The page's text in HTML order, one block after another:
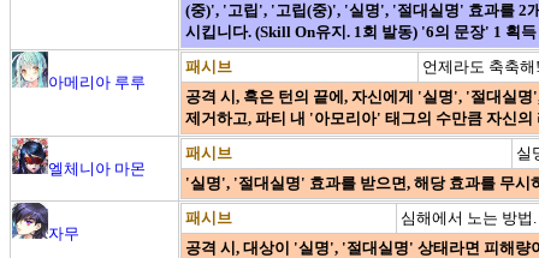
(중)', '고립', '고립(중)', '실명', '절대실명' 효과를 2
시킵니다. (Skill On유지. 1회 발동) '6의 문장' 1 획득
아메리아 루루
패시브
언제라도 축축해!
공격 시, 혹은 턴의 끝에, 자신에게 '실명', '절대실
제거하고, 파티 내 '아모리아' 태그의 수만큼 자신
엘체니아 마몬
패시브
실
'실명', '절대실명' 효과를 받으면, 해당 효과를 무시
자무
패시브
심해에서 노는 방법.
공격 시, 대상이 '실명', '절대실명' 상태라면 피해량